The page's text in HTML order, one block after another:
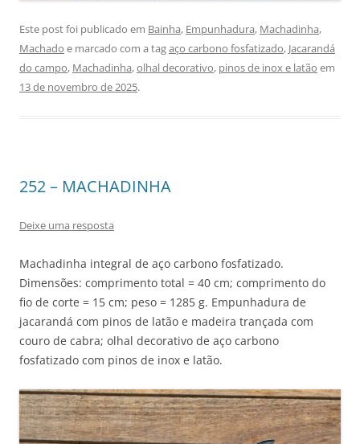
Este post foi publicado em Bainha, Empunhadura, Machadinha,
Machado e marcado com a tagaço carbono fosfatizado, Jacarandá
do campo, Machadinha,olhal decorativo, pinos de inox e latão em
13 de novembro de 2025.
252 – MACHADINHA
Deixe uma resposta
Machadinha integral de aço carbono fosfatizado.
Dimensões: comprimento total = 40 cm; comprimento do
fio de corte = 15 cm; peso = 1285 g. Empunhadura de
jacarandá com pinos de latão e madeira trançada com
couro de cabra; olhal decorativo de aço carbono
fosfatizado com pinos de inox e latão.